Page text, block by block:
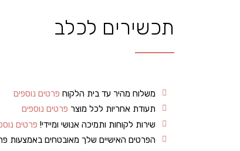
תכשירים לכלב
משלוח מהיר עד בית הלקוח פרטים נוספים
תעודת אחריות לכל מוצר פרטים נוספים
שירות לקוחות ותמיכה אנושי ומיידי! פרטים
הפרטים האישיים שלך מאובטחים באמצעות